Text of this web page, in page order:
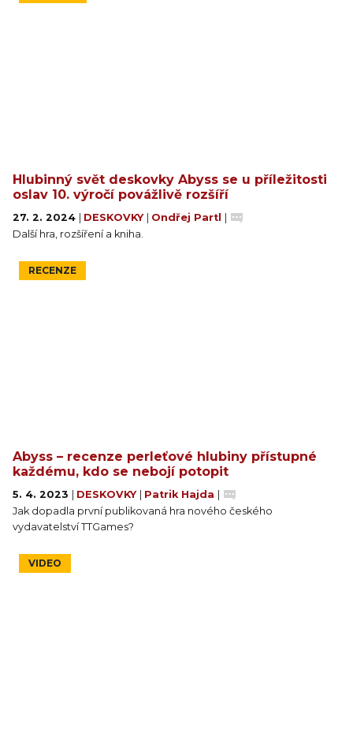
Hlubinný svět deskovky Abyss se u příležitosti
oslav 10. výročí povážlivě rozšíří
27. 2. 2024 DESKOVKY Ondřej Partl
Další hra, rozšíření a kniha.
RECENZE
Abyss – recenze perleťové hlubiny přístupné
každému, kdo se nebojí potopit
5. 4. 2023 DESKOVKY Patrik Hajda
Jak dopadla první publikovaná hra nového českého
vydavatelství TTGames?
VIDEO